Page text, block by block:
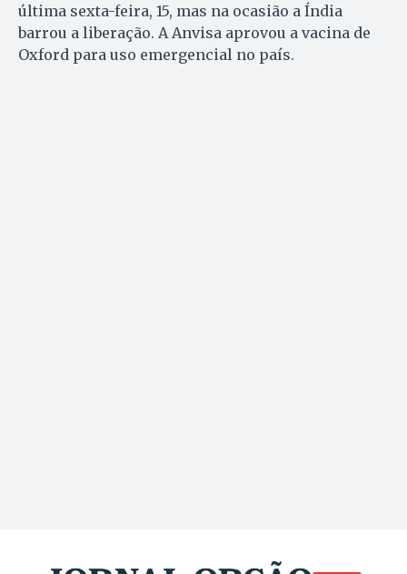
última sexta-feira, 15, mas na ocasião a Índia
barrou a liberação. A Anvisa aprovou a vacina de
Oxford para uso emergencial no país.